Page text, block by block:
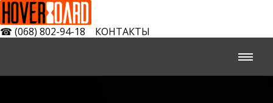
☎ (068) 802-94-18 КОНТАКТЫ